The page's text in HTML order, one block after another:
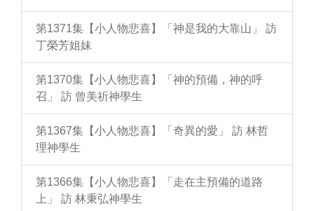
第1371集【小人物悲喜】「神是我的大靠山」 訪
丁榮芳姐妹
第1370集【小人物悲喜】「神的預備，神的呼
召」 訪 曾美祈神學生
第1367集【小人物悲喜】「奇異的愛」 訪 林哲
理神學生
第1366集【小人物悲喜】「走在主預備的道路
上」 訪 林秉弘神學生